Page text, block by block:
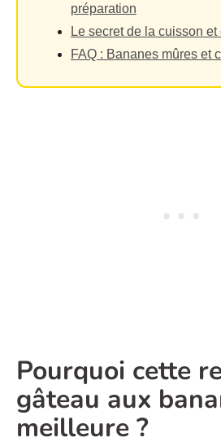
préparation
Le secret de la cuisson
FAQ : Bananes mûres et
Pourquoi cette
gâteau aux
meilleure ?